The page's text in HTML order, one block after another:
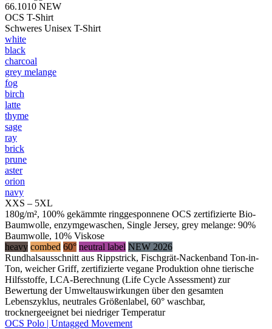
66.1010 NEW
OCS T-Shirt
Schweres Unisex T-Shirt
white
black
charcoal
grey melange
fog
birch
latte
thyme
sage
ray
brick
prune
aster
orion
navy
XXS – 5XL
180g/m², 100% gekämmte ringgesponnene OCS zertifizierte Bio-
Baumwolle, enzymgewaschen, Single Jersey, grey melange: 90%
Baumwolle, 10% Viskose
heavy combed 60° neutral label NEW 2026
Rundhalsausschnitt aus Rippstrick, Fischgrät-Nackenband Ton-in-
Ton, weicher Griff, zertifizierte vegane Produktion ohne tierische
Hilfsstoffe, LCA-Berechnung (Life Cycle Assessment) zur
Bewertung der Umweltauswirkungen über den gesamten
Lebenszyklus, neutrales Größenlabel, 60° waschbar,
trocknergeeignet bei niedriger Temperatur
OCS Polo | Untagged Movement